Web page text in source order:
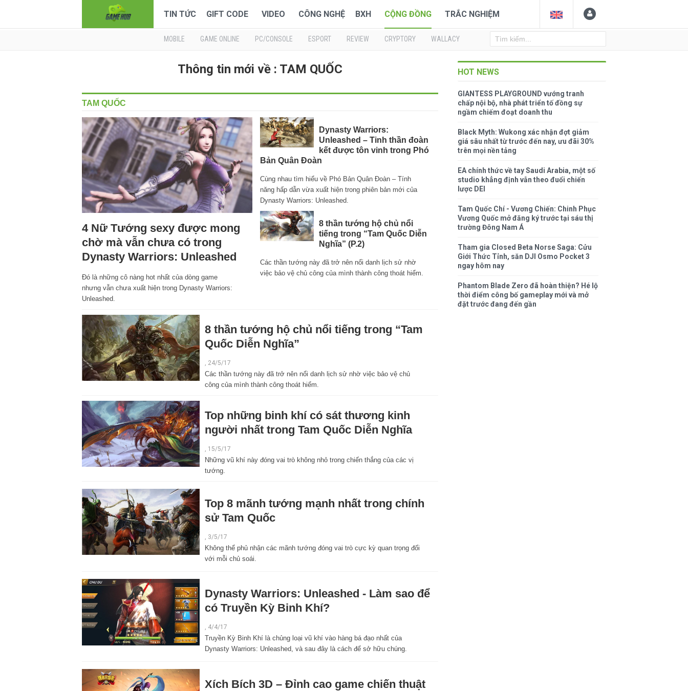
TIN TỨC GIFT CODE VIDEO CÔNG NGHỆ BXH CỘNG ĐỒNG TRẮC NGHIỆM
MOBILE GAME ONLINE PC/CONSOLE ESPORT REVIEW CRYPTORY WALLACY
Thông tin mới về : TAM QUỐC
TAM QUỐC
4 Nữ Tướng sexy được mong
chờ mà vẫn chưa có trong
Dynasty Warriors: Unleashed
Đó là những cô nàng hot nhất của dòng game
nhưng vẫn chưa xuất hiện trong Dynasty Warriors:
Unleashed.
Dynasty Warriors:
Unleashed – Tinh thần đoàn
kết được tôn vinh trong Phó
Bản Quân Đoàn
Cùng nhau tìm hiểu về Phó Bản Quân Đoàn – Tính
năng hấp dẫn vừa xuất hiện trong phiên bản mới của
Dynasty Warriors: Unleashed.
8 thần tướng hộ chủ nổi
tiếng trong “Tam Quốc Diễn
Nghĩa” (P.2)
Các thần tướng này đã trở nên nổi danh lịch sử nhờ
việc bảo vệ chủ công của mình thành công thoát hiểm.
8 thần tướng hộ chủ nổi tiếng trong “Tam
Quốc Diễn Nghĩa”
, 24/5/17
Các thần tướng này đã trở nên nổi danh lịch sử nhờ việc bảo vệ chủ
công của mình thành công thoát hiểm.
Top những binh khí có sát thương kinh
người nhất trong Tam Quốc Diễn Nghĩa
, 15/5/17
Những vũ khí này đóng vai trò không nhỏ trong chiến thắng của các vị
tướng.
Top 8 mãnh tướng mạnh nhất trong chính
sử Tam Quốc
, 3/5/17
Không thể phủ nhận các mãnh tướng đóng vai trò cực kỳ quan trọng đối
với mỗi chủ soái.
Dynasty Warriors: Unleashed - Làm sao để
có Truyền Kỳ Binh Khí?
, 4/4/17
Truyền Kỳ Binh Khí là chủng loại vũ khí vào hàng bá đạo nhất của
Dynasty Warriors: Unleashed, và sau đây là cách để sở hữu chúng.
Xích Bích 3D – Đỉnh cao game chiến thuật
HOT NEWS
GIANTESS PLAYGROUND vướng tranh
chấp nội bộ, nhà phát triển tố đồng sự
ngầm chiếm đoạt doanh thu
Black Myth: Wukong xác nhận đợt giảm
giá sâu nhất từ trước đến nay, ưu đãi 30%
trên mọi nền tảng
EA chính thức về tay Saudi Arabia, một số
studio khẳng định vẫn theo đuổi chiến
lược DEI
Tam Quốc Chí - Vương Chiến: Chinh Phục
Vương Quốc mở đăng ký trước tại sáu thị
trường Đông Nam Á
Tham gia Closed Beta Norse Saga: Cửu
Giới Thức Tỉnh, săn DJI Osmo Pocket 3
ngay hôm nay
Phantom Blade Zero đã hoàn thiện? Hé lộ
thời điểm công bố gameplay mới và mở
đặt trước đang đến gần